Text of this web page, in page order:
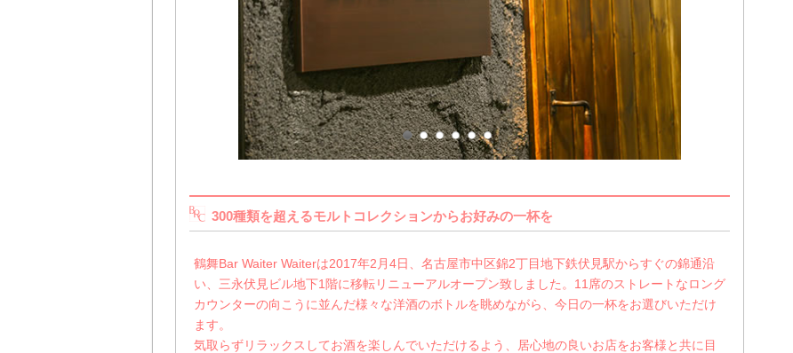
300種類を超えるモルトコレクションからお好みの一杯を
鶴舞Bar Waiter Waiterは2017年2月4日、名古屋市中区錦2丁目地下鉄伏見駅からすぐの錦通沿
い、三永伏見ビル地下1階に移転リニューアルオープン致しました。11席のストレートなロング
カウンターの向こうに並んだ様々な洋酒のボトルを眺めながら、今日の一杯をお選びいただけ
ます。
気取らずリラックスしてお酒を楽しんでいただけるよう、居心地の良いお店をお客様と共に目